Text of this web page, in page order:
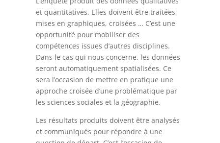
et quantitatives. Elles doivent être traitées,
mises en graphiques, croisées … C’est une
opportunité pour mobiliser des
compétences issues d’autres disciplines.
Dans le cas qui nous concerne, les données
seront automatiquement spatialisées. Ce
sera l’occasion de mettre en pratique une
approche croisée d’une problématique par
les sciences sociales et la géographie.
Les résultats produits doivent être analysés
et communiqués pour répondre à une